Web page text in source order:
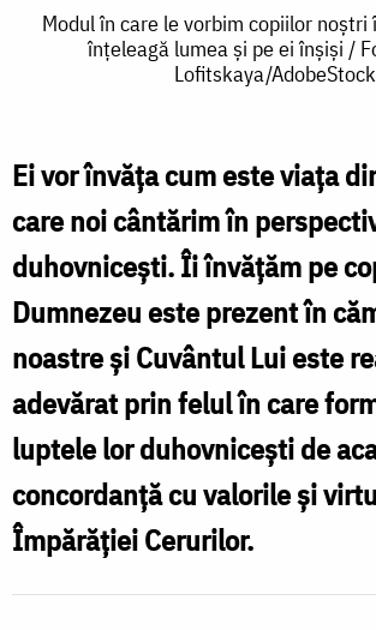
Modul
vorbim
copiilor
noștri
îi
învață
cum
să
înțeleagă
lumea
și
Modul în care le vorbim copiilor noștri
înțeleagă lumea și pe ei înșiși /
Lofitskaya/AdobeStock
Ei vor învăţa cum este viaţa
care noi cântărim în
duhovniceşti. Îi învăţăm pe
Dumnezeu este prezent în
noastre şi Cuvântul Lui este
adevărat prin felul în care
luptele lor duhovniceşti de
concordanţă cu valorile şi
Împărăţiei Cerurilor.